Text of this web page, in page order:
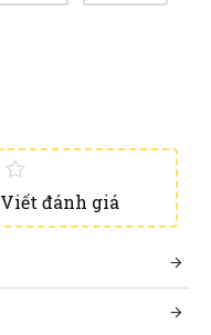
Viết đánh giá